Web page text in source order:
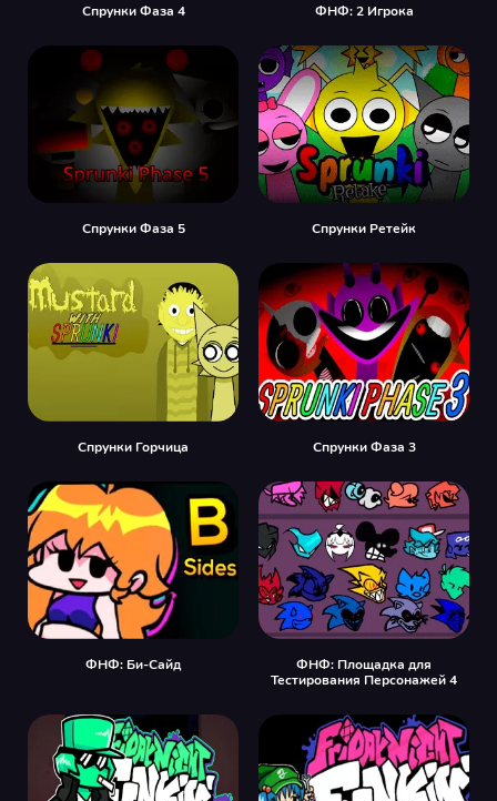
Спрунки Фаза 4 ФНФ: 2 Игрока
Спрунки Фаза 5 Спрунки Ретейк
Спрунки Горчица Спрунки Фаза 3
ФНФ: Би-Сайд
ФНФ: Площадка для
Тестирования Персонажей 4